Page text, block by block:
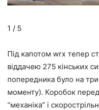
1 / 5
Під капотом wrx тепер
віддачею 275 кінських
попередника було на
моменту). Коробок
“механіка” і